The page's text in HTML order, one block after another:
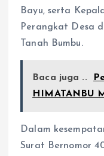
Bayu, serta
Perangkat Desa
Tanah Bumbu.
Baca juga ..
HIMATANBU
Dalam
Surat Bernomor